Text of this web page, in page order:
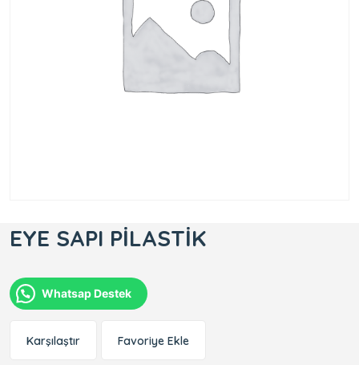
EYE SAPI PİLASTİK
Whatsap Destek
Karşılaştır Favoriye Ekle